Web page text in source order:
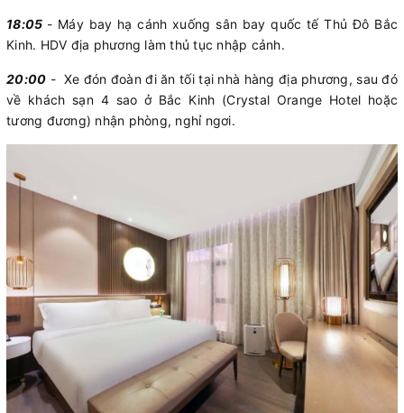
18:05 - Máy bay hạ cánh xuống sân bay quốc tế Thủ Đô Bắc
Kinh. HDV địa phương làm thủ tục nhập cảnh.
20:00 - Xe đón đoàn đi ăn tối tại nhà hàng địa phương, sau đó
về khách sạn 4 sao ở Bắc Kinh (Crystal Orange Hotel hoặc
tương đương) nhận phòng, nghỉ ngơi.